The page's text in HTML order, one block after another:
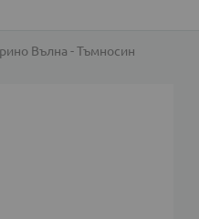
Вълна - Тъмносин